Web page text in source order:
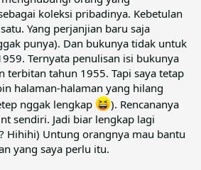
koleksi pribadinya. Kebetulan
Yang perjanjian baru saja
punya). Dan bukunya tidak untuk
Ternyata penulisan isi bukunya
terbitan tahun 1955. Tapi saya tetap
halaman-halaman yang hilang
nggak lengkap
). Rencananya
sendiri. Jadi biar lengkap lagi
Hihihi) Untung orangnya mau bantu
yang saya perlu itu.